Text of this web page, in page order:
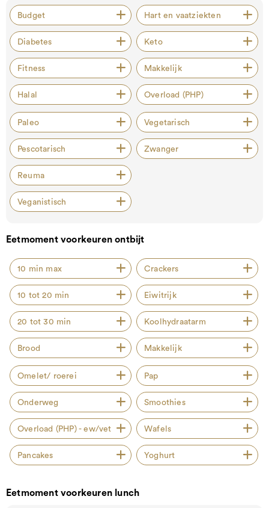
Budget
Diabetes
Fitness
Halal
Hart en vaatziekten
Keto
Makkelijk
Overload (PHP)
Paleo
Pescotarisch
Reuma
Veganistisch
Vegetarisch
Zwanger
Eetmoment voorkeuren ontbijt
10 min max
10 tot 20 min
20 tot 30 min
Brood
Crackers
Eiwitrijk
Koolhydraatarm
Makkelijk
Omelet/ roerei
Onderweg
Overload (PHP) - ew/vet
Pancakes
Pap
Smoothies
Wafels
Yoghurt
Eetmoment voorkeuren lunch